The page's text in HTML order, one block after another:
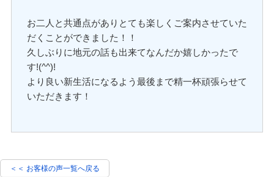
お二人と共通点がありとても楽しくご案内させていた
だくことができました！！
久しぶりに地元の話も出来てなんだか嬉しかったで
す!(^^)!
より良い新生活になるよう最後まで精一杯頑張らせて
いただきます！
＜＜ お客様の声一覧へ戻る